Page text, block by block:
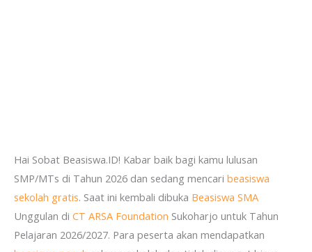
Hai Sobat Beasiswa.ID! Kabar baik bagi kamu lulusan
SMP/MTs di Tahun 2026 dan sedang mencari beasiswa
sekolah gratis. Saat ini kembali dibuka Beasiswa SMA
Unggulan di CT ARSA Foundation Sukoharjo untuk Tahun
Pelajaran 2026/2027. Para peserta akan mendapatkan